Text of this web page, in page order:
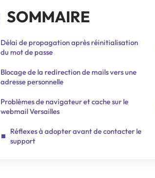
SOMMAIRE
Délai de propagation après réinitialisation
du mot de passe
Blocage de la redirection de mails vers une
adresse personnelle
Problèmes de navigateur et cache sur le
webmail Versailles
Réflexes à adopter avant de contacter le
support